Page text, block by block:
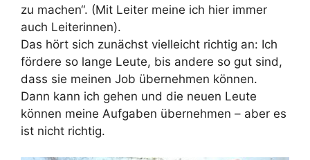
zu machen“. (Mit Leiter meine ich hier immer
auch Leiterinnen).
Das hört sich zunächst vielleicht richtig an: Ich
fördere so lange Leute, bis andere so gut sind,
dass sie meinen Job übernehmen können.
Dann kann ich gehen und die neuen Leute
können meine Aufgaben übernehmen – aber es
ist nicht richtig.